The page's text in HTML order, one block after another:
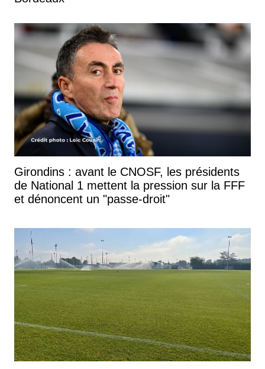
Girondins : avant le CNOSF, les présidents
de National 1 mettent la pression sur la FFF
et dénoncent un "passe-droit"